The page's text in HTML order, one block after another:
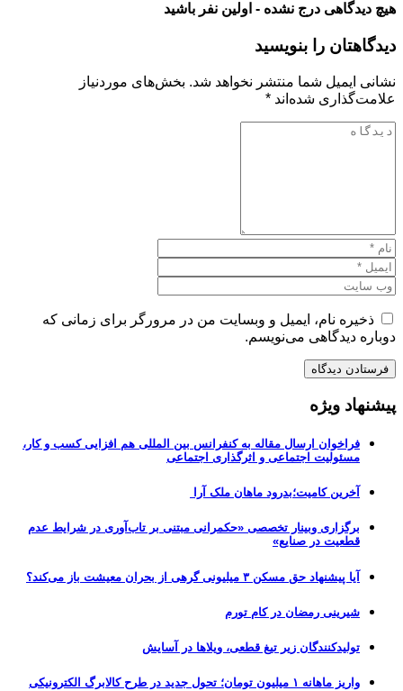
هیچ دیدگاهی درج نشده - اولین نفر باشید
دیدگاهتان را بنویسید
نشانی ایمیل شما منتشر نخواهد شد. بخش‌های موردنیاز
علامت‌گذاری شده‌اند *
ذخیره نام، ایمیل و وبسایت من در مرورگر برای زمانی که
دوباره دیدگاهی می‌نویسم.
پیشنهاد ویژه
فراخوان ارسال مقاله به کنفرانس بین المللی هم افزایی کسب و کار،
مسئولیت اجتماعی و اثرگذاری اجتماعی
آخرین کامیت؛بدرود ماهان ملک آرا
برگزاری وبینار تخصصی «حکمرانی مبتنی بر تاب‌آوری در شرایط عدم
قطعیت در صنایع»
آیا پیشنهاد حق مسکن ۳ میلیونی گرهی از بحران معیشت باز می‌کند؟
شیرینی رمضان در کام تورم
تولیدکنندگان زیر تیغ قطعی، ویلاها در آسایش
واریز ماهانه ۱ میلیون تومان؛ تحول جدید در طرح کالابرگ الکترونیکی